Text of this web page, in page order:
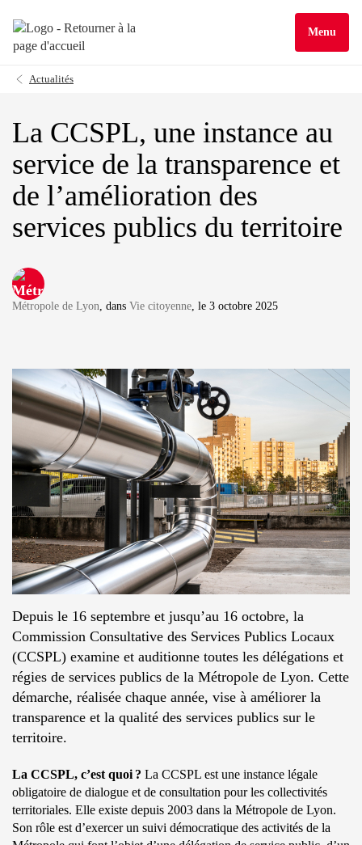
Menu
Actualités
La CCSPL, une instance au
service de la transparence et
de l’amélioration des
services publics du territoire
Métropole de Lyon, dans Vie citoyenne, le 3 octobre 2025
Depuis le 16 septembre et jusqu’au 16 octobre, la
Commission Consultative des Services Publics Locaux
(CCSPL) examine et auditionne toutes les délégations et
régies de services publics de la Métropole de Lyon. Cette
démarche, réalisée chaque année, vise à améliorer la
transparence et la qualité des services publics sur le
territoire.
La CCSPL, c’est quoi ? La CCSPL est une instance légale
obligatoire de dialogue et de consultation pour les collectivités
territoriales. Elle existe depuis 2003 dans la Métropole de Lyon.
Son rôle est d’exercer un suivi démocratique des activités de la